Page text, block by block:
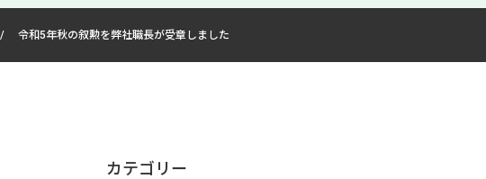
/ 令和5年秋の叙勲を弊社職長が受章しました
カテゴリー